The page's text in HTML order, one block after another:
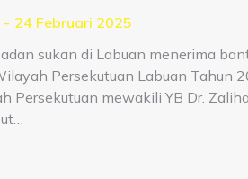
24 Februari 2025
sukan di Labuan menerima
Persekutuan Labuan Tahun
Persekutuan mewakili YB Dr.